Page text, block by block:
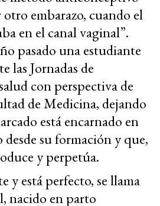
embarazo, cuando el
en el canal vaginal”.
pasado una estudiante
las Jornadas de
con perspectiva de
de Medicina, dejando
está encarnado en
desde su formación y que,
y perpetúa.
y está perfecto, se llama
nacido en parto